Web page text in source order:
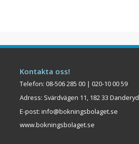
Kontakta oss!
Telefon: 08-506 285 00 | 020-10 00 59
Adress: Svärdvägen 11, 182 33 Danderyd
E-post: info@bokningsbolaget.se
www.bokningsbolaget.se